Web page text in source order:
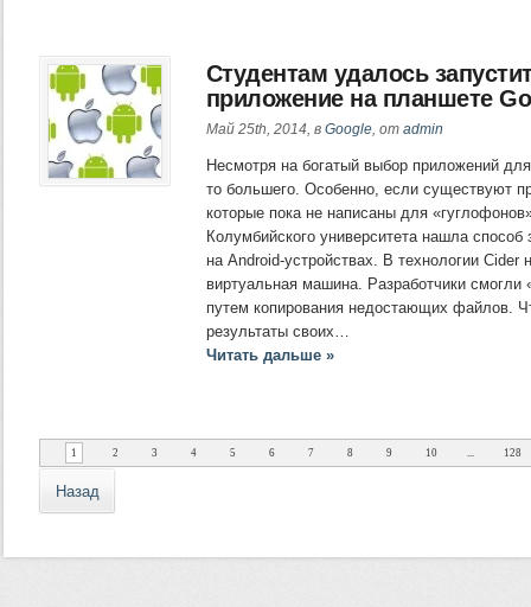
Студентам удалось
приложение на планшете
Май 25th, 2014, в Google, от admin
Несмотря на богатый выбор приложений
то большего. Особенно, если существуют
которые пока не написаны для
Колумбийского университета нашла способ
на Android-устройствах. В технологии Cider
виртуальная машина. Разработчики смогли
путем копирования недостающих файлов.
результаты своих…
Читать дальше »
1 2 3 4 5 6 7 8 9 10 ... 128
Назад